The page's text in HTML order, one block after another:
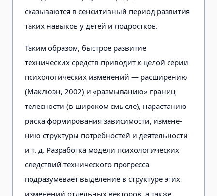
сказываются в сенси­тивный период развития
таких навы­ков у детей и подростков.
Таким образом, быстрое развитие
технических средств приводит к целой серии
психологических изменений — расширению
(Маклюэн, 2002) и «раз­мыванию» границ
телесности (в ши­роком смысле), нарастанию
риска формирования зависимости, измене­
нию структуры потребностей и дея­тельности
и т. д. Разработка модели психологических
следствий техничес­кого прогресса
подразумевает выделе­ние в структуре этих
изменений отдельных векторов, а также